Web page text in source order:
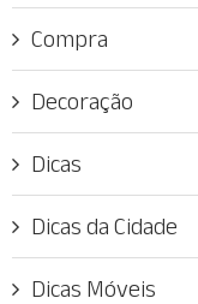
Compra
Decoração
Dicas
Dicas da Cidade
Dicas Móveis